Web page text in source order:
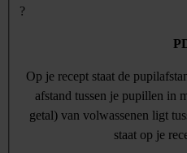
?
Op je recept staat de
afstand tussen je pupillen in
getal) van volwassenen ligt
staat op je